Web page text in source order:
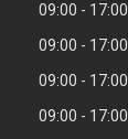
09:00
17:00
09:00
17:00
09:00
17:00
09:00 17:00